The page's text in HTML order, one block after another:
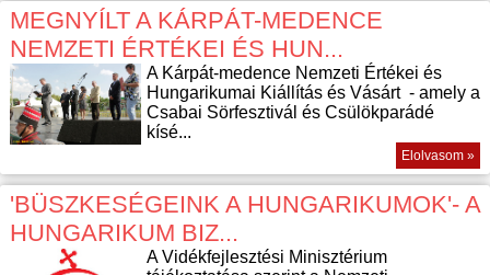
MEGNYÍLT A KÁRPÁT-MEDENCE
NEMZETI ÉRTÉKEI ÉS HUN...
A Kárpát-medence Nemzeti Értékei és
Hungarikumai Kiállítás és Vásárt - amely a
Csabai Sörfesztivál és Csülökparádé
kísé...
Elolvasom »
'BÜSZKESÉGEINK A HUNGARIKUMOK'- A
HUNGARIKUM BIZ...
A Vidékfejlesztési Minisztérium